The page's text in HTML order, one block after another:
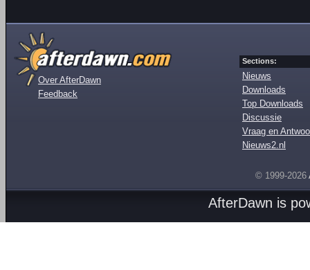
Over AfterDawn
Feedback
Sections:
Nieuws
Downloads
Top Downloads
Discussie
Vraag en
Nieuws2.nl
© 1999-2026
AfterDawn is